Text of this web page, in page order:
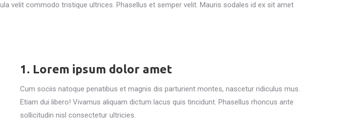
velit commodo tristique ultrices. Phasellus et semper velit. Mauris sodales id ex sit amet
1. Lorem ipsum dolor amet
Cum sociis natoque penatibus et magnis dis parturient montes, nascetur ridiculus mus.
Etiam dui libero! Vivamus aliquam dictum lacus quis tincidunt. Phasellus rhoncus ante
sollicitudin nisl consectetur ultricies.